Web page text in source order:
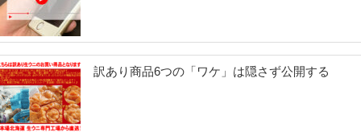
訳あり商品6つの「ワケ」は隠さず公開する